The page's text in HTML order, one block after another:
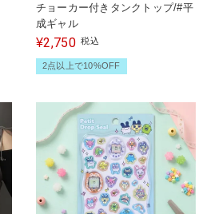
チョーカー付きタンクトップ/#平
成ギャル
¥2,750 税込
2点以上で10%OFF